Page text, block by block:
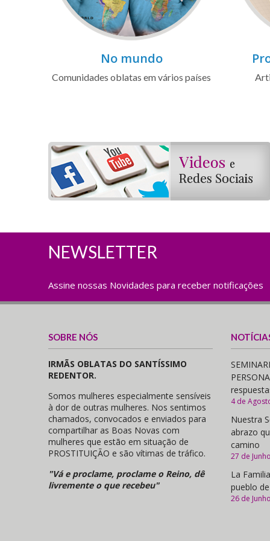
No mundo
Comunidades oblatas em vários países
NEWSLETTER
Assine nossas Novidades para receber notificações
SOBRE NÓS
IRMÃS OBLATAS DO SANTÍSSIMO
REDENTOR.
Somos mulheres especialmente sensíveis
à dor de outras mulheres. Nos sentimos
chamados, convocados e enviados para
compartilhar as Boas Novas com
mulheres que estão em situação de
PROSTITUIÇÃO e são vítimas de tráfico.
"Vá e proclame, proclame o Reino, dê
livremente o que recebeu"
4 de
Nuestra
abrazo
camino
27 de
La
pueblo
26 de